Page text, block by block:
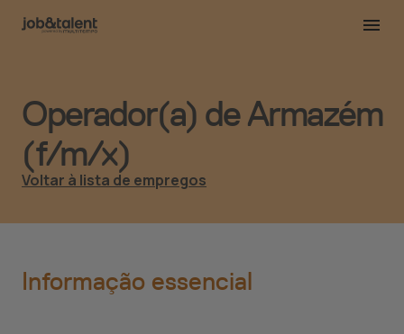
Operador(a) de Armazém
(f/m/x)
Voltar à lista de empregos
Informação essencial